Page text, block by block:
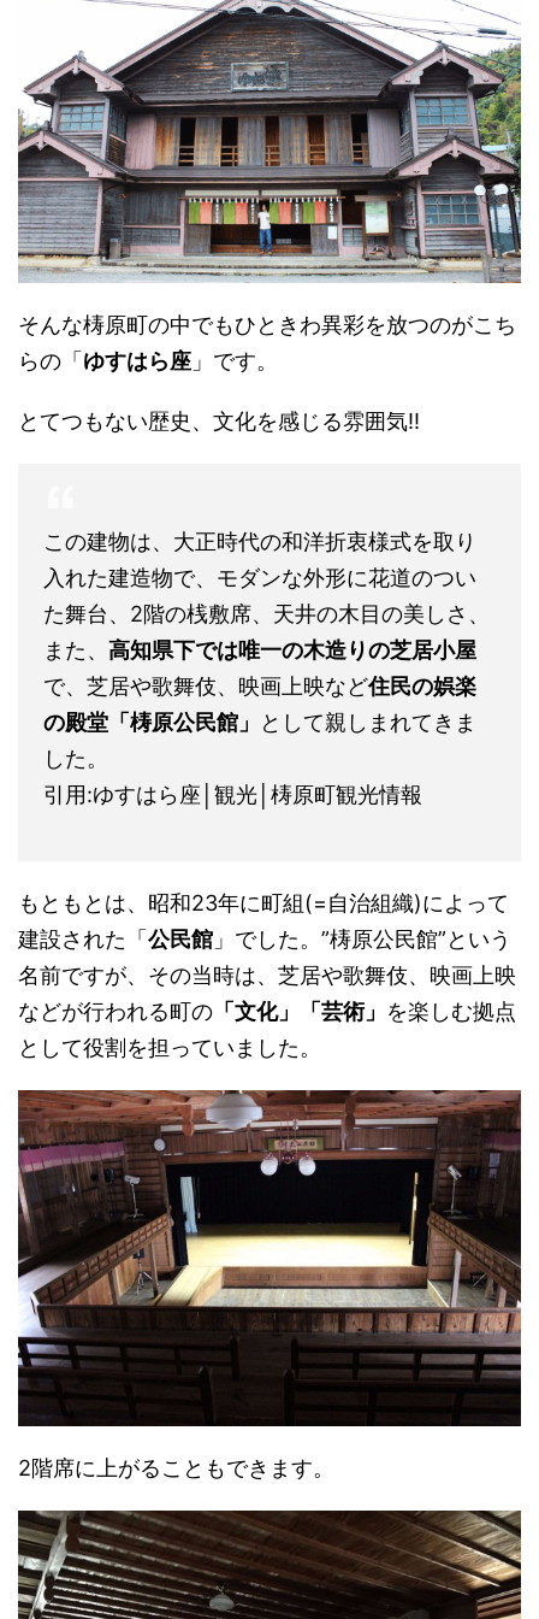
そんな梼原町の中でもひときわ異彩を放つのがこち
らの「ゆすはら座 」です。
とてつもない歴史、文化を感じる雰囲気!!
この建物は、大正時代の和洋折衷様式を取り
入れた建造物で、モダンな外形に花道のつい
た舞台、2階の桟敷席、天井の木目の美しさ、
また、 高知県下では唯一の木造りの芝居小屋
で、芝居や歌舞伎、映画上映など住民の娯楽
の殿堂「梼原公民館」
として親しまれてきま
した。
引用:ゆすはら座│観光│梼原町観光情報
もともとは、昭和23年に町組(=自治組織)によって
建設された「公民館 」でした。”梼原公民館”という
名前ですが、その当時は、芝居や歌舞伎、映画上映
などが行われる町の 「文化」「芸術」 を楽しむ拠点
として役割を担っていました。
2階席に上がることもできます。